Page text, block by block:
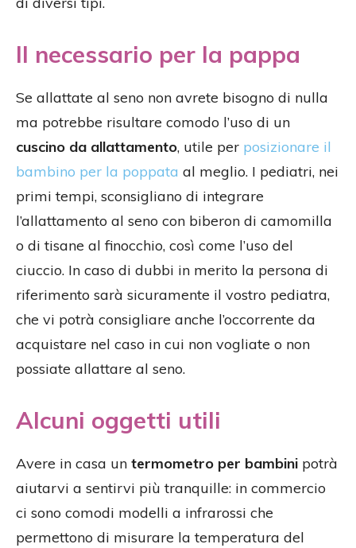
Il necessario per la pappa
Se allattate al seno non avrete bisogno di nulla
ma potrebbe risultare comodo l’uso di un
cuscino da allattamento, utile per posizionare il
bambino per la poppata al meglio. I pediatri, nei
primi tempi, sconsigliano di integrare
l’allattamento al seno con biberon di camomilla
o di tisane al finocchio, così come l’uso del
ciuccio. In caso di dubbi in merito la persona di
riferimento sarà sicuramente il vostro pediatra,
che vi potrà consigliare anche l’occorrente da
acquistare nel caso in cui non vogliate o non
possiate allattare al seno.
Alcuni oggetti utili
Avere in casa un termometro per bambini potrà
aiutarvi a sentirvi più tranquille: in commercio
ci sono comodi modelli a infrarossi che
permettono di misurare la temperatura del